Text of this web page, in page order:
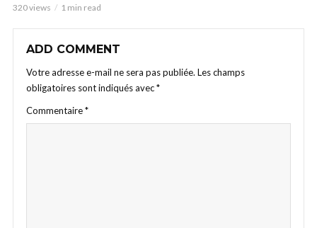
320 views 1 min read
ADD COMMENT
Votre adresse e-mail ne sera pas publiée. Les champs
obligatoires sont indiqués avec*
Commentaire*